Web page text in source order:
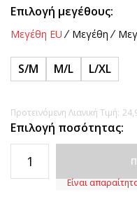
Επιλογή μεγέθους:
Μεγέθη EU Μεγέθη
S/M M/L L/XL
Προτεινόμενη Λιανική Τιμή:
Επιλογή ποσότητας:
Είναι